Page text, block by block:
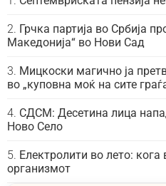
Грчка партија во Србија
Македонија“ во Нови Сад
Мицкоски магично ја
во „куповна моќ на сите
СДСМ: Десетина лица
Ново Село
Електролити во лето:
организмот